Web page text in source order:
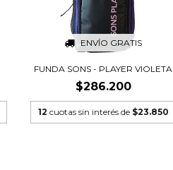
ENVÍO GRATIS
FUNDA SONS - PLAYER VIOLETA
$286.200
12 cuotas sin interés de $23.850